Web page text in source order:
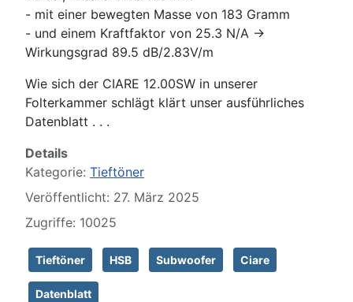
- mit einer bewegten Masse von 183 Gramm
- und einem Kraftfaktor von 25.3 N/A ->
Wirkungsgrad 89.5 dB/2.83V/m
Wie sich der CIARE 12.00SW in unserer
Folterkammer schlägt klärt unser ausführliches
Datenblatt . . .
Details
Kategorie: Tieftöner
Veröffentlicht: 27. März 2025
Zugriffe: 10025
Tieftöner HSB Subwoofer Ciare
Datenblatt